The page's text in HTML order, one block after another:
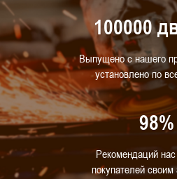
100000
Выпущено с нашего
установлено по
98%
Рекомендаций
покупателей